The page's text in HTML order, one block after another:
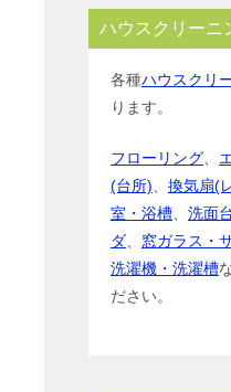
ハウスクリーニ
各種ハウスクリ
ります。
フローリング
(台所)
換気扇(
室・浴槽
洗面
ダ
窓ガラス・
洗濯機・洗濯槽
ださい。